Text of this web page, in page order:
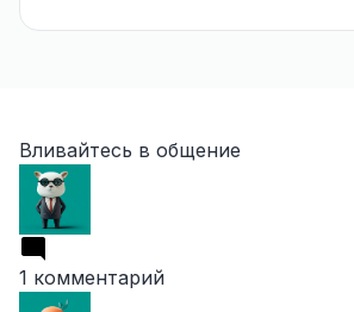
Вливайтесь в общение
1 комментарий